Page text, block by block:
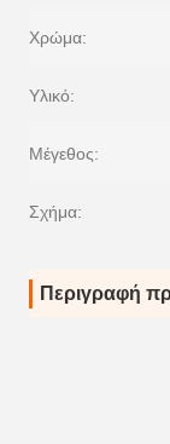
Χρώμα:
Υλικό:
Μέγεθος:
Σχήμα:
Περιγραφή